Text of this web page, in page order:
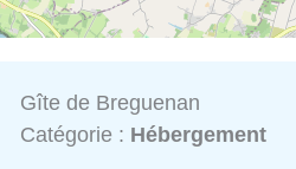
Gîte de Breguenan
Catégorie : Hébergement